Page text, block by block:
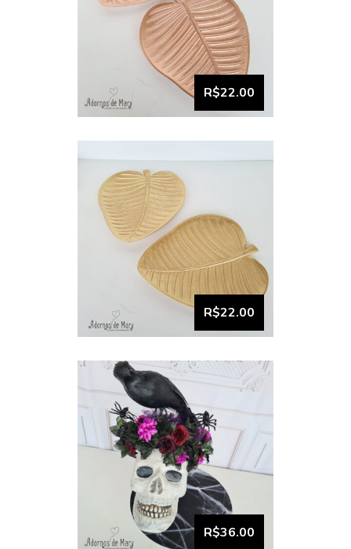
VISUALIZAR
R$22.00
VISUALIZAR
Kit de pratos formato folha
R$22.00
VISUALIZAR
Bandeja tema halloween
R$36.00
Bandeja e boleira kit
conemore (19)